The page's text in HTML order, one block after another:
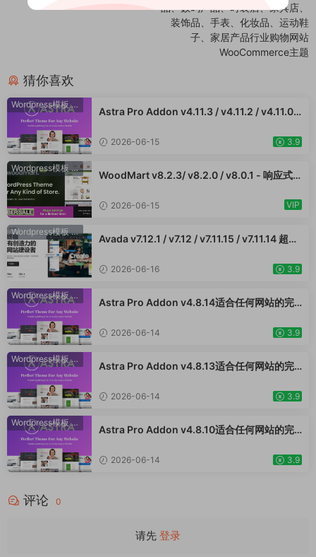
品、数码产品、时装店、家具店、
装饰品、手表、化妆品、运动鞋
子、家居产品行业购物网站
WooСommerce主题
猜你喜欢
Wordpress模板· WooCommerce主题
Astra Pro Addon v4.11.3 / v4.11.2 / v4.11.0 /
的完美主题 WordPress WooCommerce 主
模板时尚电子产品、数码产品、时装店、家具
店、装饰品、手表、化妆品、运动鞋子、家居
2026-06-15 3.9
Wordpress模板· WooCommerce主题
WoodMart v8.2.3/ v8.2.0 / v8.0.1 - 响应式
电商独立站商城模板时尚电子产品、数码产
品、运动鞋子、家居产品行业购物网站WooСo
mmerce主题
2026-06-15 VIP
Wordpress模板· WooCommerce主题
Avada v7.12.1 / v7.12 / v7.11.15 / v7.11.14 超强
板时尚电子产品、数码产品、时装店、家具
2026-06-16 3.9
Wordpress模板· WooCommerce主题
Astra Pro Addon v4.8.14适合任何网站的完
用于一般商业网站、跨境电商独立站商城模板
装饰品、手表、化妆品、运动鞋子、家居产品
行业购物网站WordPress模板
2026-06-14 3.9
Wordpress模板· WooCommerce主题
Astra Pro Addon v4.8.13适合任何网站的完
用于一般商业网站、跨境电商独立站商城模板
装饰品、手表、化妆品、运动鞋子、家居产品
行业购物网站WordPress模板
2026-06-14 3.9
Wordpress模板· WooCommerce主题
Astra Pro Addon v4.8.10适合任何网站的完
用于一般商业网站、跨境电商独立站商城模板
2026-06-14 3.9
评论 0
请先 登录